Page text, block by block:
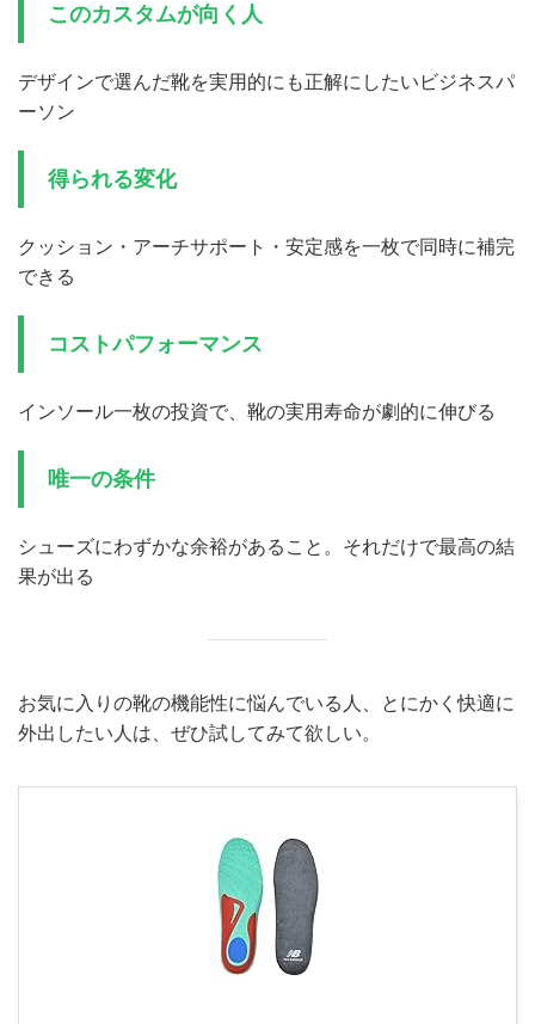
このカスタムが向く人
デザインで選んだ靴を実用的にも正解にしたいビジネスパ
ーソン
得られる変化
クッション・アーチサポート・安定感を一枚で同時に補完
できる
コストパフォーマンス
インソール一枚の投資で、靴の実用寿命が劇的に伸びる
唯一の条件
シューズにわずかな余裕があること。それだけで最高の結
果が出る
お気に入りの靴の機能性に悩んでいる人、とにかく快適に
外出したい人は、ぜひ試してみて欲しい。